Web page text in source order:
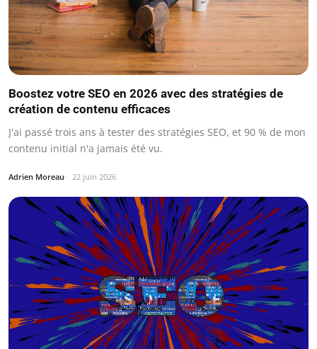
Boostez votre SEO en 2026 avec des stratégies de
création de contenu efficaces
J'ai passé trois ans à tester des stratégies SEO, et 90 % de mon
contenu initial n'a jamais été vu.
Adrien Moreau 22 juin 2026